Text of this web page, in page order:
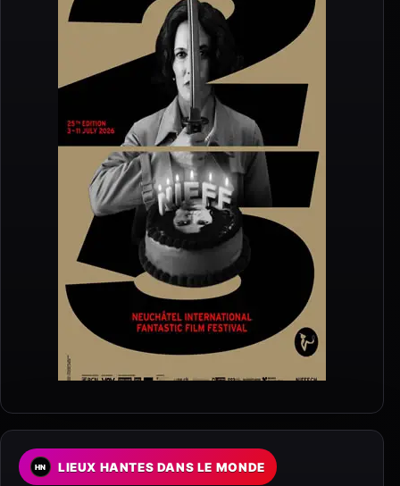
LIEUX HANTES DANS LE MONDE